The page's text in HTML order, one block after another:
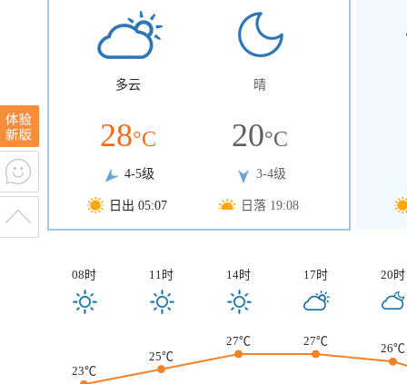
多云
28°C
4-5级
日出 05:07
晴
20°C
3-4级
日落 19:08
08时 11时 14时 17时 20时
23℃
25℃
27℃ 27℃
26℃